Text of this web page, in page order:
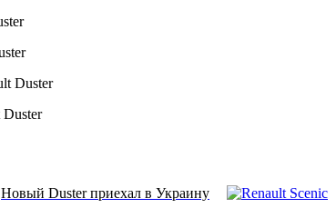
Новый Duster приехал в Украину